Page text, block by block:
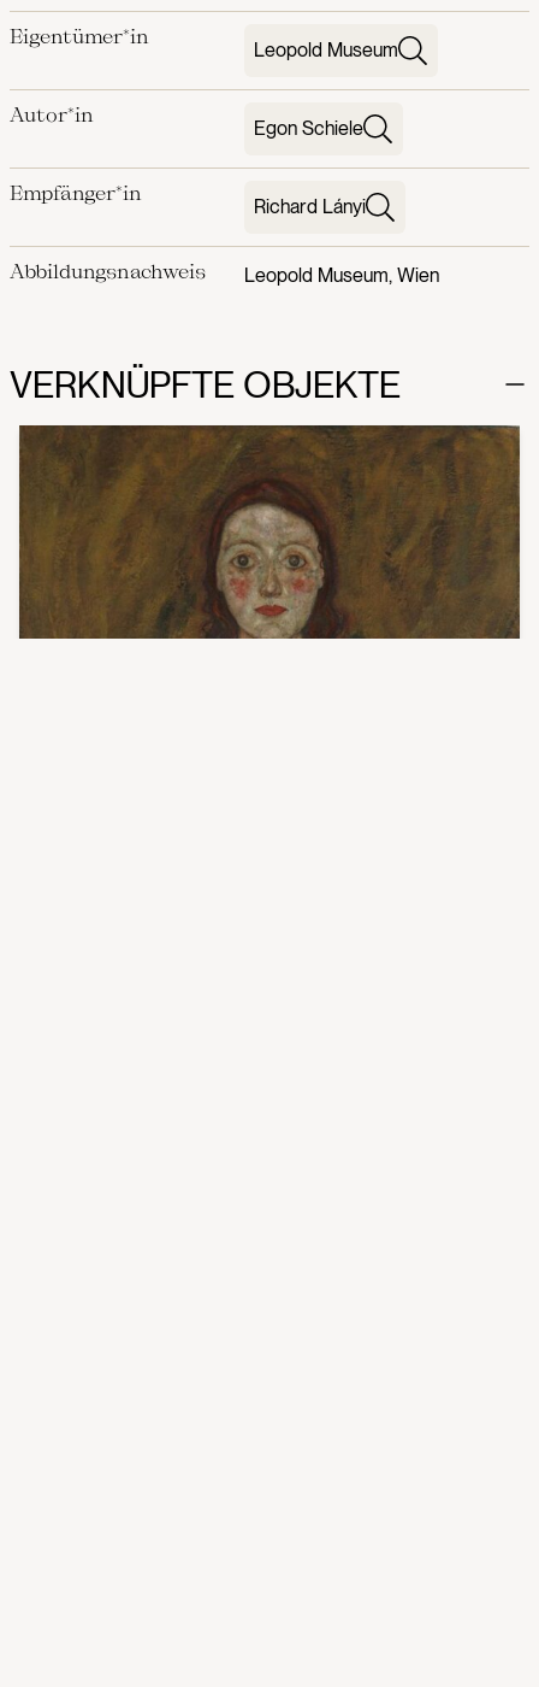
Eigentümer*in
Leopold Museum
Autor*in
Egon Schiele
Empfänger*in
Richard Lányi
Abbildungsnachweis Leopold Museum, Wien
VERKNÜPFTE OBJEKTE